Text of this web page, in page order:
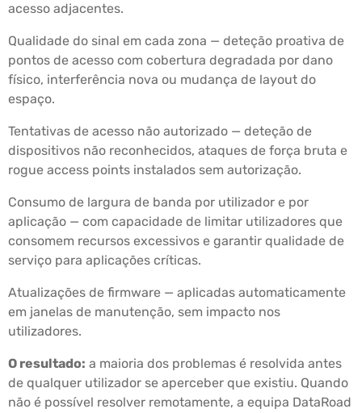
acesso adjacentes.
Qualidade do sinal em cada zona — deteção proativa de
pontos de acesso com cobertura degradada por dano
físico, interferência nova ou mudança de layout do
espaço.
Tentativas de acesso não autorizado — deteção de
dispositivos não reconhecidos, ataques de força bruta e
rogue access points instalados sem autorização.
Consumo de largura de banda por utilizador e por
aplicação — com capacidade de limitar utilizadores que
consomem recursos excessivos e garantir qualidade de
serviço para aplicações críticas.
Atualizações de firmware — aplicadas automaticamente
em janelas de manutenção, sem impacto nos
utilizadores.
O resultado: a maioria dos problemas é resolvida antes
de qualquer utilizador se aperceber que existiu. Quando
não é possível resolver remotamente, a equipa DataRoad